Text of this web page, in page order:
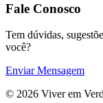
Fale Conosco
Tem dúvidas,
você?
Enviar Mensagem
© 2026 Viver em